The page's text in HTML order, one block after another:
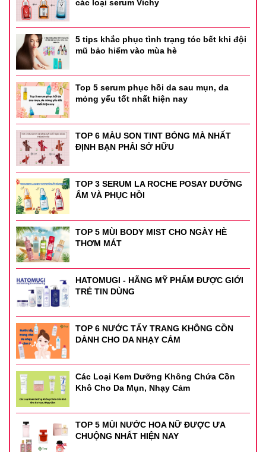
Thông tin sản phẩm
- Thương hiệu : Gege Bear
- Xuất xứ : Trung Quốc
các loại serum Vichy
5 tips khắc phục tình trạng tóc bết khi đội
mũ bảo hiểm vào mùa hè
Top 5 serum phục hồi da sau mụn, da
mỏng yếu tốt nhất hiện nay
TOP 6 MÀU SON TINT BÓNG MÀ NHẤT
ĐỊNH BẠN PHẢI SỞ HỮU
TOP 3 SERUM LA ROCHE POSAY DƯỠNG
ẨM VÀ PHỤC HỒI
TOP 5 MÙI BODY MIST CHO NGÀY HÈ
THƠM MÁT
HATOMUGI - HÃNG MỸ PHẨM ĐƯỢC GIỚI
TRẺ TIN DÙNG
TOP 6 NƯỚC TẨY TRANG KHÔNG CỒN
DÀNH CHO DA NHẠY CẢM
Các Loại Kem Dưỡng Không Chứa Cồn
Khô Cho Da Mụn, Nhạy Cảm
TOP 5 MÙI NƯỚC HOA NỮ ĐƯỢC ƯA
CHUỘNG NHẤT HIỆN NAY